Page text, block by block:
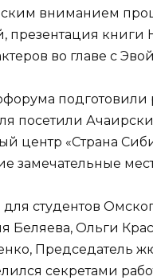
вниманием
презентация книги
во главе с
посетили
центр «Страна
замечательные
студентов
Беляева, Ольги
Председатель
секретами